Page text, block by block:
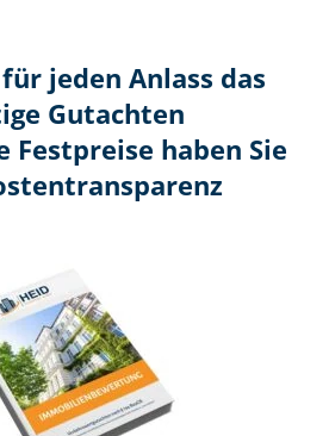
jeden Anlass das
Gutachten
Festpreise haben Sie